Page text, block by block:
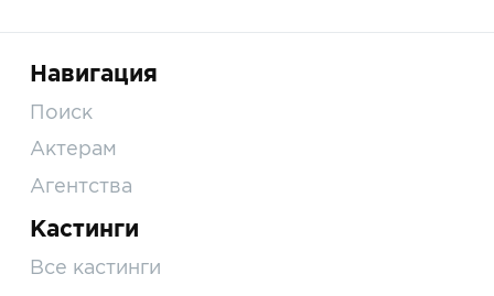
Навигация
Поиск
Актерам
Агентства
Кастинги
Все кастинги